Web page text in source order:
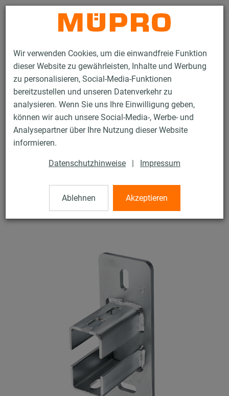
Wir verwenden Cookies, um die einwandfreie Funktion
dieser Website zu gewährleisten, Inhalte und Werbung
zu personalisieren, Social-Media-Funktionen
bereitzustellen und unseren Datenverkehr zu
analysieren. Wenn Sie uns Ihre Einwilligung geben,
können wir auch unsere Social-Media-, Werbe- und
Analysepartner über Ihre Nutzung dieser Website
informieren.
Datenschutzhinweise | Impressum
Ablehnen Akzeptieren
Kontakt
Produkte Befestigungstechnik
Lüftungsbefestigung
Edelstahlprodukte für die Lüftungsbefestigung
MPR-Sattelflansch
MPR-Sattelflansch